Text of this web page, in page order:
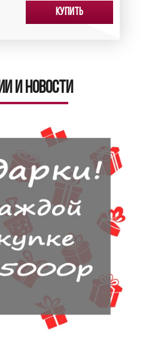
Купить
и новости